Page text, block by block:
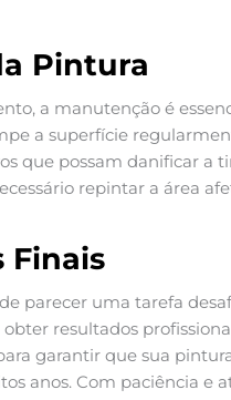
Pintura
a manutenção é
a superfície
que possam danificar a
repintar a área
Finais
parecer uma tarefa
resultados
garantir que sua
anos. Com paciência e